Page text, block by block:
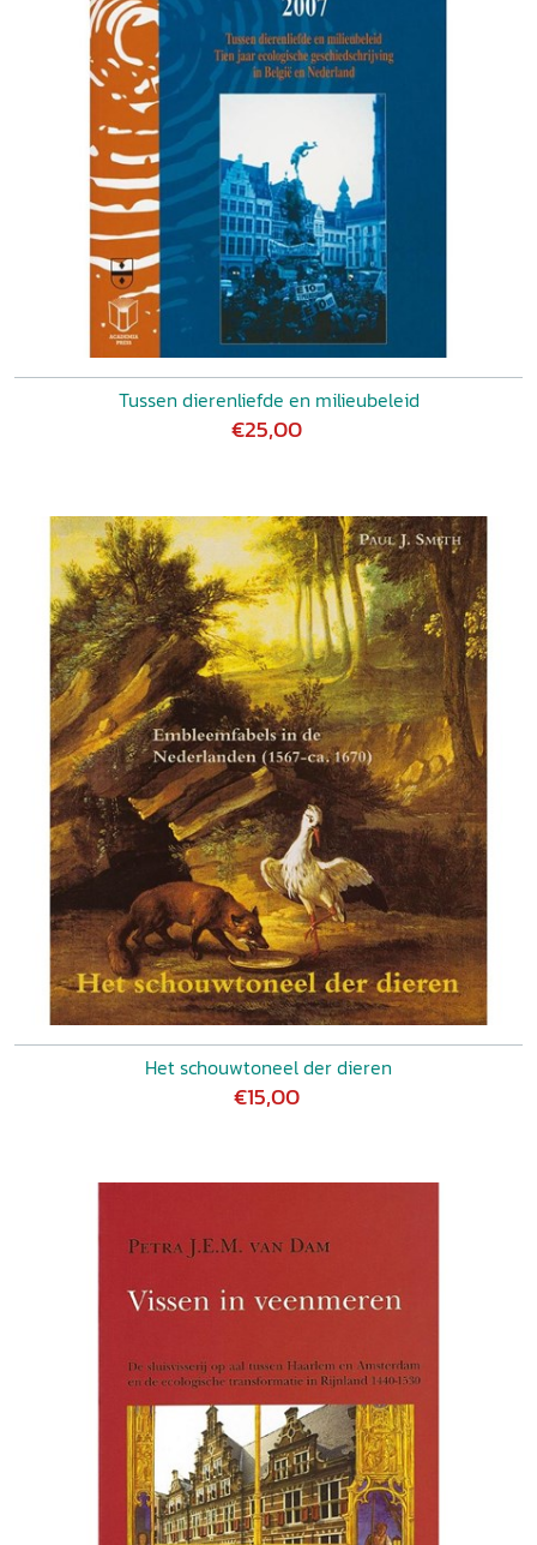
Tussen dierenliefde en milieubeleid
€25,00
Het schouwtoneel der dieren
€15,00